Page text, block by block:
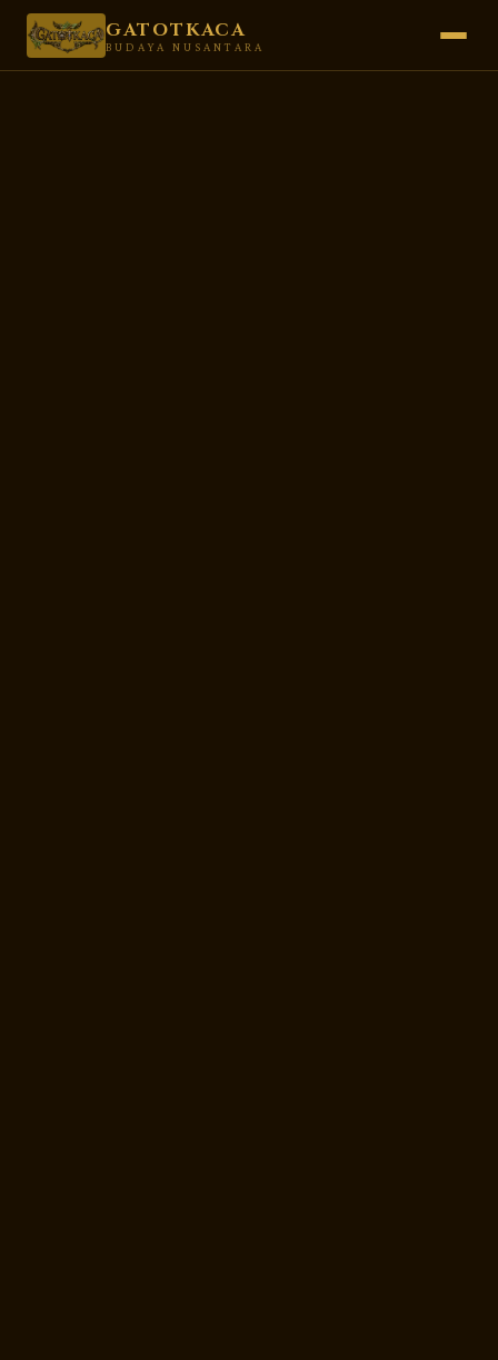
GATOTKACA
BUDAYA NUSANTARA